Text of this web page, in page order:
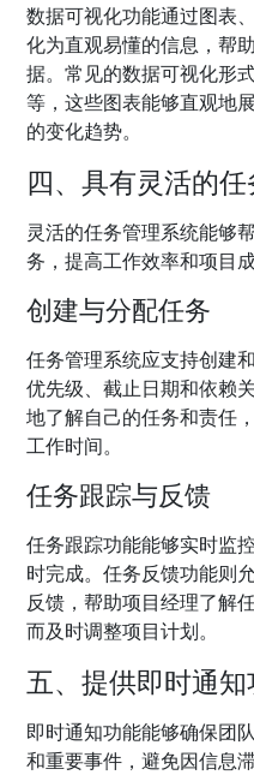
数据可视化功能通过图表
化为直观易懂的信息，帮
据。常见的数据可视化形
等，这些图表能够直观地
的变化趋势。
四、具有灵活的
灵活的任务管理系统能够
务，提高工作效率和项目成
创建与分配任务
任务管理系统应支持创建
优先级、截止日期和依赖
地了解自己的任务和责任
工作时间。
任务跟踪与反馈
任务跟踪功能能够实时监
时完成。任务反馈功能则
反馈，帮助项目经理了解
而及时调整项目计划。
五、提供即时通
即时通知功能能够确保团
和重要事件，避免因信息